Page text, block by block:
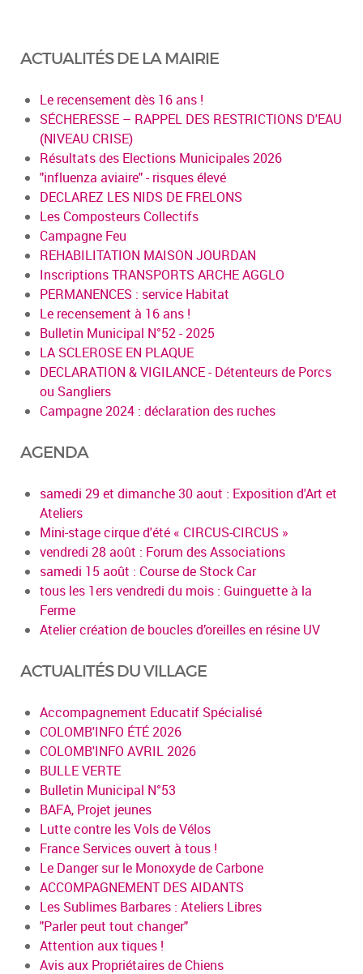
ACTUALITÉS DE LA MAIRIE
Le recensement dès 16 ans !
SÉCHERESSE – RAPPEL DES RESTRICTIONS D'EAU
(NIVEAU CRISE)
Résultats des Elections Municipales 2026
"influenza aviaire" - risques élevé
DECLAREZ LES NIDS DE FRELONS
Les Composteurs Collectifs
Campagne Feu
REHABILITATION MAISON JOURDAN
Inscriptions TRANSPORTS ARCHE AGGLO
PERMANENCES : service Habitat
Le recensement à 16 ans !
Bulletin Municipal N°52 - 2025
LA SCLEROSE EN PLAQUE
DECLARATION & VIGILANCE - Détenteurs de Porcs
ou Sangliers
Campagne 2024 : déclaration des ruches
AGENDA
samedi 29 et dimanche 30 aout : Exposition d'Art et
Ateliers
Mini-stage cirque d'été « CIRCUS-CIRCUS »
vendredi 28 août : Forum des Associations
samedi 15 août : Course de Stock Car
tous les 1ers vendredi du mois : Guinguette à la
Ferme
Atelier création de boucles d’oreilles en résine UV
ACTUALITÉS DU VILLAGE
Accompagnement Educatif Spécialisé
COLOMB'INFO ÉTÉ 2026
COLOMB'INFO AVRIL 2026
BULLE VERTE
Bulletin Municipal N°53
BAFA, Projet jeunes
Lutte contre les Vols de Vélos
France Services ouvert à tous !
Le Danger sur le Monoxyde de Carbone
ACCOMPAGNEMENT DES AIDANTS
Les Sublimes Barbares : Ateliers Libres
"Parler peut tout changer"
Attention aux tiques !
Avis aux Propriétaires de Chiens